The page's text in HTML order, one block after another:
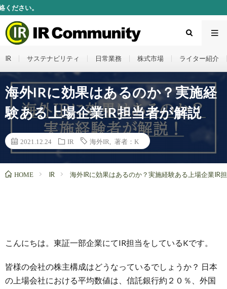
IR サステナビリティ 日常業務 株式市場 ライター紹介
海外IRに効果はあるのか？実施経
験ある上場企業IR担当者が解説
2021.12.24 IR 海外IR 著者：K
HOME IR 海外IRに効果はあるのか？実施経験ある上場企業IR
こんにちは。東証一部企業にてIR担当をしているKです。
皆様の会社の株主構成はどうなっているでしょうか？ 日本
の上場会社における平均数値は、信託銀行約２０％、外国